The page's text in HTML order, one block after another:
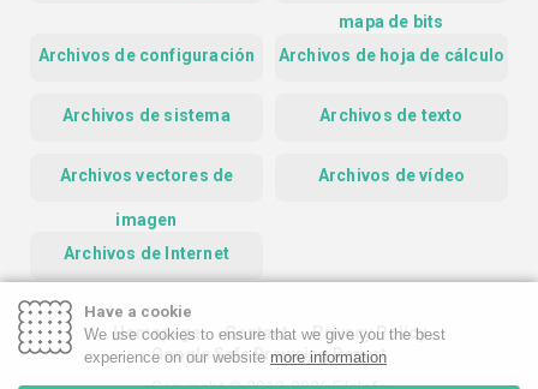
mapa de bits
Archivos de configuración
Archivos de hoja de cálculo
Archivos de sistema Archivos de texto
Archivos vectores de
imagen
Archivos de vídeo
Archivos de Internet
Homepage Contact
Privacy Policy
Google Safe Browsing Report
Have a cookie
We use cookies to ensure that we give you the best
experience on our website more information